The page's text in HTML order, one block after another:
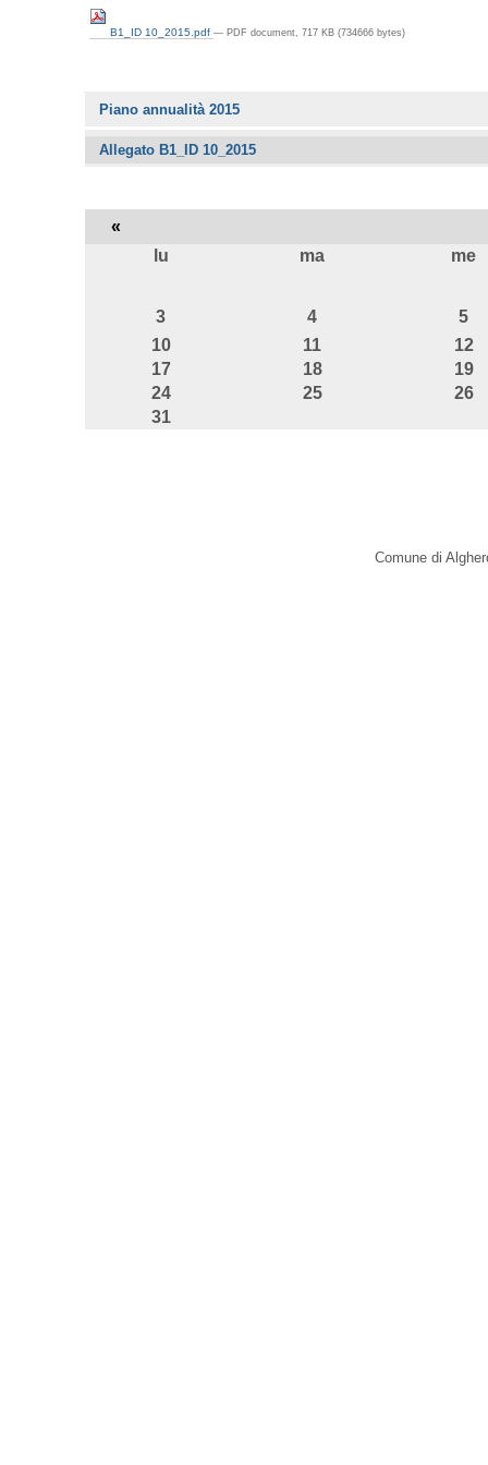
B1_ID 10_2015.pdf — PDF document, 717 KB (734666 bytes)
Navigazione
Piano annualità 2015
Allegato B1_ID 10_2015
«
lu ma me
3 4
5
10
11
12
17
18
19
24
25
26
31
Comune di